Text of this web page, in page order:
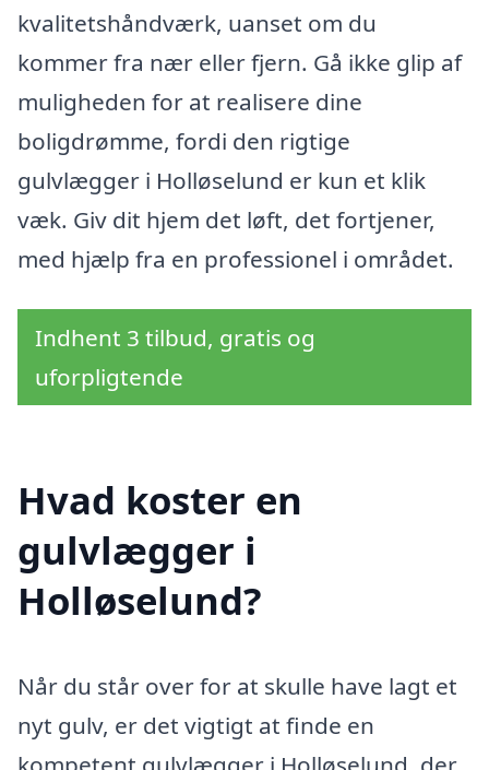
kvalitetshåndværk, uanset om du
kommer fra nær eller fjern. Gå ikke glip af
muligheden for at realisere dine
boligdrømme, fordi den rigtige
gulvlægger i Holløselund er kun et klik
væk. Giv dit hjem det løft, det fortjener,
med hjælp fra en professionel i området.
Indhent 3 tilbud, gratis og
uforpligtende
Hvad koster en
gulvlægger i
Holløselund?
Når du står over for at skulle have lagt et
nyt gulv, er det vigtigt at finde en